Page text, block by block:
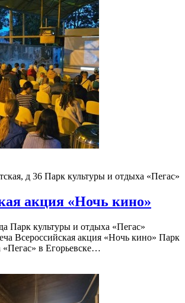
д 36 Парк культуры и отдыха «Пегас»
акция «Ночь кино»
Парк культуры и отдыха «Пегас»
Всероссийская акция «Ночь кино» Парк
«Пегас» в Егорьевске…